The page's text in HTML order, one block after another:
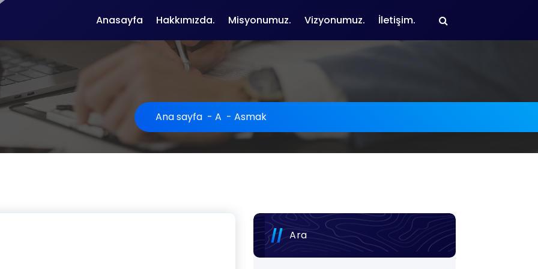
Anasayfa Hakkımızda. Misyonumuz. Vizyonumuz. İletişim.
Ana sayfa - A - Asmak
Ara